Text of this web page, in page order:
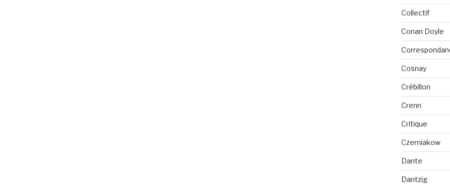
Collectif
Conan Doyle
Cosnay
Crébillon
Crenn
Critique
Czerniakow
Dante
Dantzig